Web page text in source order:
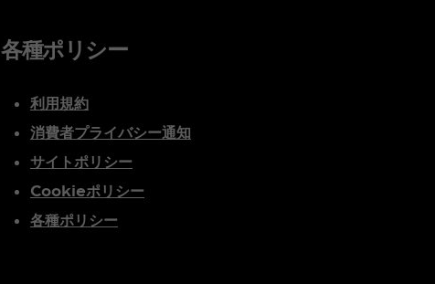
各種ポリシー
利用規約
消費者プライバシー通知
サイトポリシー
Cookieポリシー
各種ポリシー